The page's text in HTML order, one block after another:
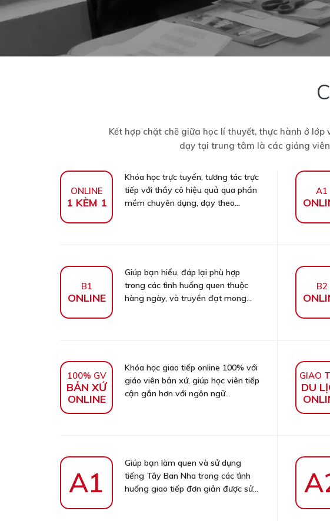
Kết hợp chặt chẽ giữa học lí thuyết, thực hành ở
dạy tại trung tâm là các giảng
ONLINE
1 KÈM 1
Khóa học trực tuyến, tương tác trực
tiếp với thầy cô hiệu quả qua phần
mềm chuyên dụng, dạy theo...
A1
B1
ONLINE
Giúp bạn hiểu, đáp lại phù hợp
trong các tình huống quen thuộc
hàng ngày, và truyền đạt mong...
B2
100% GV
BẢN XỨ
ONLINE
Khóa học giao tiếp online 100% với
giáo viên bản xứ, giúp học viên tiếp
cận gần hơn với ngôn ngữ...
GIAO
DU
A1
Giúp bạn làm quen và sử dụng
tiếng Tây Ban Nha trong các tình
huống giao tiếp đơn giản được sử...